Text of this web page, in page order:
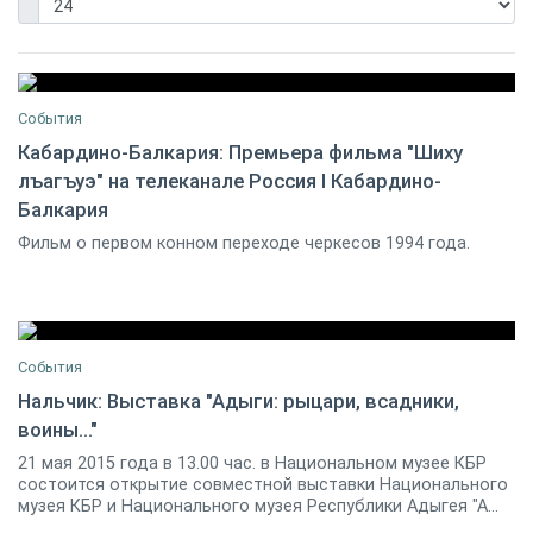
21 мая 2015 17:30
События
Кабардино-Балкария: Премьера фильма "Шиху
лъагъуэ" на телеканале Россия I Кабардино-
Балкария
Фильм о первом конном переходе черкесов 1994 года.
21 мая 2015 12:00
События
Нальчик: Выставка "Адыги: рыцари, всадники,
воины…"
21 мая 2015 года в 13.00 час. в Национальном музее КБР
состоится открытие совместной выставки Национального
музея КБР и Национального музея Республики Адыгея "А...